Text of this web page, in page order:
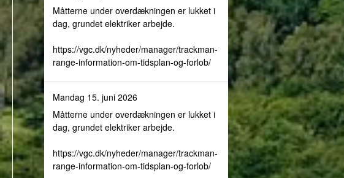
Måtterne under overdækningen er lukket i
dag, grundet elektriker arbejde.
https://vgc.dk/nyheder/manager/trackman-
range-information-om-tidsplan-og-forlob/
Mandag 15. juni 2026
Måtterne under overdækningen er lukket i
dag, grundet elektriker arbejde.
https://vgc.dk/nyheder/manager/trackman-
range-information-om-tidsplan-og-forlob/